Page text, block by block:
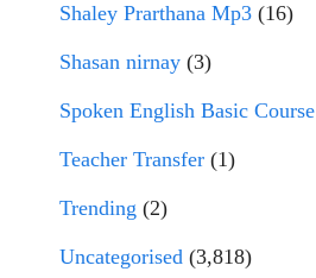
Shaley Prarthana Mp3 (16)
Shasan nirnay (3)
Spoken English Basic Course
Teacher Transfer (1)
Trending (2)
Uncategorised (3,818)